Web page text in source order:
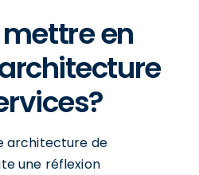
en
architecture de
une réflexion